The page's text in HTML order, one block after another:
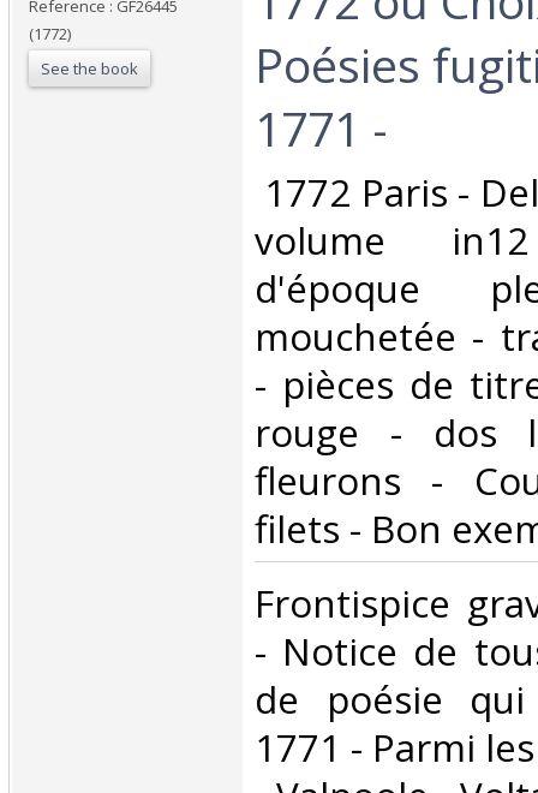
Reference : GF26445
(1772)
See the book
Poésies
1771 -‎
1772 Paris -
volume
d'époque
mouchetée -
- pièces de
rouge - dos
fleurons -
filets - Bon
‎Frontispice
- Notice de
de poésie
1771 - Parmi